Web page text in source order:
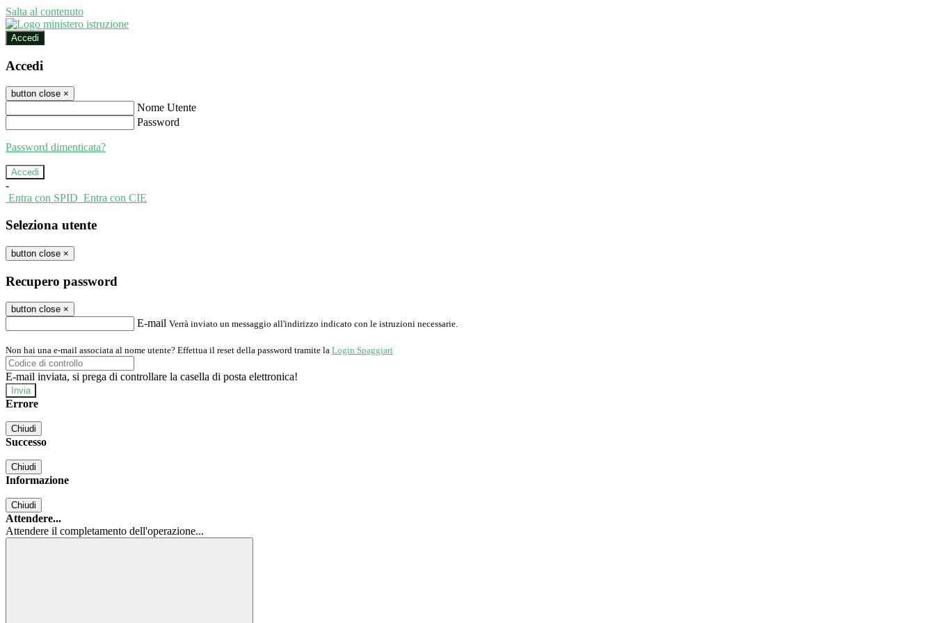
Salta al contenuto
Accedi
Accedi
button close ×
Nome Utente
Password
Password dimenticata?
-
Entra con SPID Entra con CIE
Seleziona utente
button close ×
Recupero password
button close ×
E-mail Verrà inviato un messaggio all'indirizzo indicato con le istruzioni necessarie.
Non hai una e-mail associata al nome utente? Effettua il reset della password tramite la Login Spaggiari
E-mail inviata, si prega di controllare la casella di posta elettronica!
Errore
Chiudi
Successo
Chiudi
Informazione
Chiudi
Attendere...
Attendere il completamento dell'operazione...